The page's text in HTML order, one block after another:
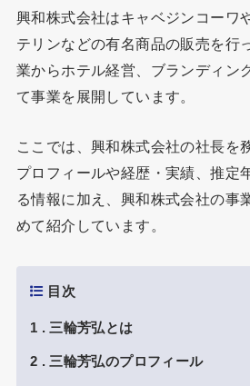
興和株式会社はキャベジンコーワ
テリンなどの有名商品の販売を行
業からホテル経営、ブランディン
て事業を展開しています。
ここでは、興和株式会社の社長を
プロフィールや経歴・実績、推定
る情報に加え、興和株式会社の事
めて紹介しています。
目次
1 三輪芳弘とは
2 三輪芳弘のプロフィール